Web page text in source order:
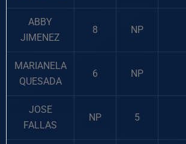
ABBY
JIMENEZ
8 NP
MARIANELA
QUESADA
6 NP
JOSE
FALLAS
NP 5